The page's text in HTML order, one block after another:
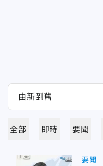
全部 即時 要聞
要聞